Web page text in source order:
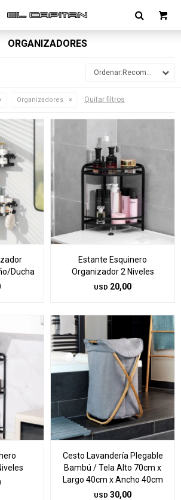
ORGANIZADORES
Recomendados
Organizadores Quitar filtros
Ducha
Estante Esquinero
Organizador 2 Niveles
USD 20,00
Cesto Lavandería Plegable
Bambú / Tela Alto 70cm x
Largo 40cm x Ancho 40cm
USD 30,00